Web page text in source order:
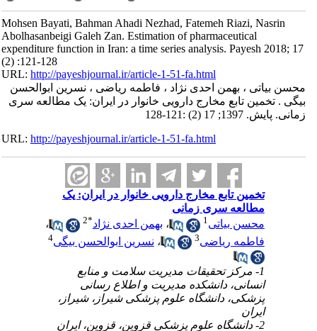
Mohsen Bayati, Bahman Ahadi Nezhad, Fatemeh Riazi, Nasrin
Abolhasanbeigi Galeh Zan. Estimation of pharmaceutical
expenditure function in Iran: a time series analysis. Payesh 2018; 17
(2) :121-128
URL:http://payeshjournal.ir/article-1-51-fa.html
محسن بیاتی ، بهمن احدی نژاد ، فاطمه ریاضی ، نسرین ابوالحسن
بیگی . تخمین تابع مخارج دارویی خانوار در ایران: یک مطالعه سری
زمانی. پایش. 1397; 17 (2) :121-128
URL:http://payeshjournal.ir/article-1-51-fa.html
تخمین تابع مخارج دارویی خانوار در ایران: یک
مطالعه سری زمانی
محسن بیاتی
،بهمن احدی نژاد *
2
،
فاطمه ریاضی
،نسرین ابوالحسن بیگی
1- مرکز تحقیقات مدیریت سلامت و منابع
انسانی، دانشکده مدیریت و اطلاع رسانی
پزشکی، دانشگاه علوم پزشکی شیراز، شیراز،
ایران